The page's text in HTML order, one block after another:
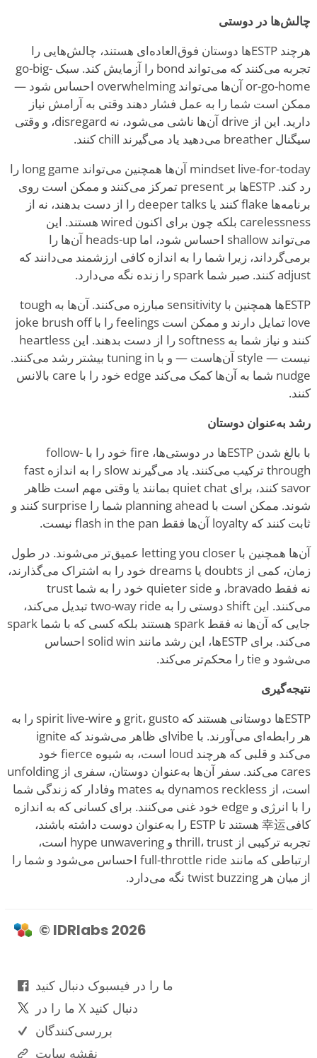
چالش‌ها در دوستی
هرچند ESTPها دوستان فوق‌العاده‌ای هستند، چالش‌هایی را
تجربه می‌کنند که می‌تواند bond را آزمایش کند. سبک go-big-
or-go-home آن‌ها می‌تواند overwhelming احساس شود —
ممکن است شما را به عمل فشار دهند وقتی به آرامش نیاز
دارید. این از drive آن‌ها ناشی می‌شود، نه disregard، و وقتی
سیگنال breather می‌دهید یاد می‌گیرند chill کنند.
mindset live-for-today آن‌ها همچنین می‌تواند long game را
رد کند. ESTPها بر present تمرکز می‌کنند و ممکن است روی
برنامه‌ها flake کنند یا deeper talks را از دست بدهند، نه از
carelessness بلکه چون برای اکنون wired هستند. این
می‌تواند shallow احساس شود، اما heads-up آن‌ها را
برمی‌گرداند، زیرا شما را به اندازه کافی ارزشمند می‌دانند که
adjust کنند. صبر شما spark را زنده نگه می‌دارد.
ESTPها همچنین با sensitivity مبارزه می‌کنند. آن‌ها به tough
love تمایل دارند و ممکن است feelings را با joke brush off
کنند و نیاز شما به softness را از دست بدهند. این heartless
نیست — style آن‌هاست — و با tuning in بیشتر رشد می‌کنند.
nudge شما به آن‌ها کمک می‌کند edge خود را با care بالانس
کنند.
رشد به‌عنوان دوستان
با بالغ شدن ESTPها در دوستی‌ها، fire خود را با follow-
through ترکیب می‌کنند. یاد می‌گیرند slow را به اندازه fast
savor کنند، برای quiet chat بمانند یا وقتی مهم است ظاهر
شوند. ممکن است با planning ahead شما را surprise کنند و
ثابت کنند که loyalty آن‌ها فقط flash in the pan نیست.
آن‌ها همچنین با letting you closer عمیق‌تر می‌شوند. در طول
زمان، کمی از doubts یا dreams خود را به اشتراک می‌گذارند،
نه فقط bravado، و quieter side خود را به شما trust
می‌کنند. این shift دوستی را به two-way ride تبدیل می‌کند،
جایی که آن‌ها نه فقط spark هستند بلکه کسی که با شما spark
می‌کند. برای ESTPها، این رشد مانند solid win احساس
می‌شود و tie را محکم‌تر می‌کند.
نتیجه‌گیری
ESTPها دوستانی هستند که grit، gusto و spirit live-wire را به
هر رابطه‌ای می‌آورند. با vibe‌ای ظاهر می‌شوند که ignite
می‌کند و قلبی که هرچند loud است، به شیوه fierce خود
cares می‌کند. سفر آن‌ها به‌عنوان دوستان، سفری از unfolding
است، از dynamos reckless به mates وفادار که زندگی شما
را با انرژی و edge خود غنی می‌کنند. برای کسانی که به اندازه
کافی幸运 هستند تا ESTP را به‌عنوان دوست داشته باشند،
تجربه ترکیبی از thrill، trust و hype unwavering است،
ارتباطی که مانند full-throttle ride احساس می‌شود و شما را
از میان هر twist buzzing نگه می‌دارد.
© IDRlabs 2026
ما را در فیسبوک دنبال کنید
ما را در X دنبال کنید
بررسی‌کنندگان
نقشه سایت